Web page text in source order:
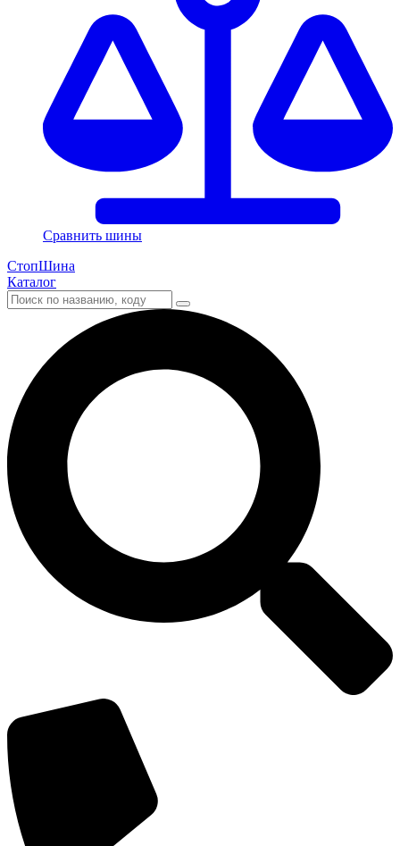
Сравнить шины
СтопШина
Каталог